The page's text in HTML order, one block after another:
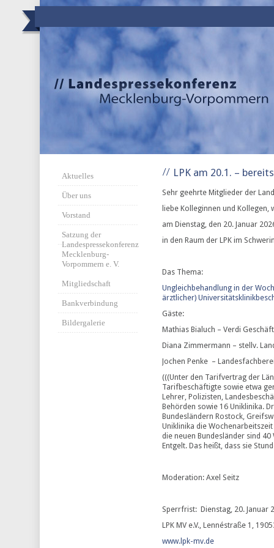
Aktuelles
Über uns
Vorstand
Satzung der
Landespressekonferenz
Mecklenburg-
Vorpommern e. V.
Mitgliedschaft
Bankverbindung
Bildergalerie
LPK am 20.1. –
Sehr geehrte Mitglieder der
liebe Kolleginnen und Kollegen,
am Dienstag, den 20. Januar
in den Raum der LPK im
Das Thema:
Ungleichbehandlung in der
ärztlicher)
Gäste:
Mathias Bialuch – Verdi
Diana Zimmermann – stellv.
Jochen Penke –
(((Unter den Tarifvertrag der
Tarifbeschäftigte sowie etwa
Lehrer, Polizisten,
Behörden sowie 16 Uniklinika.
Bundesländern Rostock,
Uniklinika die
die neuen Bundesländer sind
Entgelt. Das heißt, dass sie
Moderation: Axel Seitz
Sperrfrist: Dienstag, 20. Januar
LPK MV e.V., Lennéstraße 1,
www.lpk-mv.de